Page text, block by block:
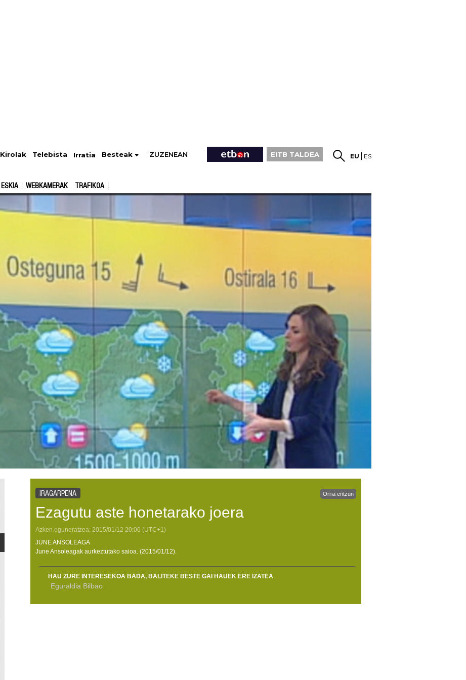
Kirolak Telebista Irratia Besteak ZUZENEAN EITB TALDEA EU ES
ESKIA WEBKAMERAK TRAFIKOA
IRAGARPENA Orria entzun
Ezagutu aste honetarako joera
Azken eguneratzea: 2015/01/12 20:06 (UTC+1)
JUNE ANSOLEAGA
June Ansoleagak aurkeztutako saioa. (2015/01/12).
HAU ZURE INTERESEKOA BADA, BALITEKE BESTE GAI HAUEK ERE IZATEA
Eguraldia Bilbao